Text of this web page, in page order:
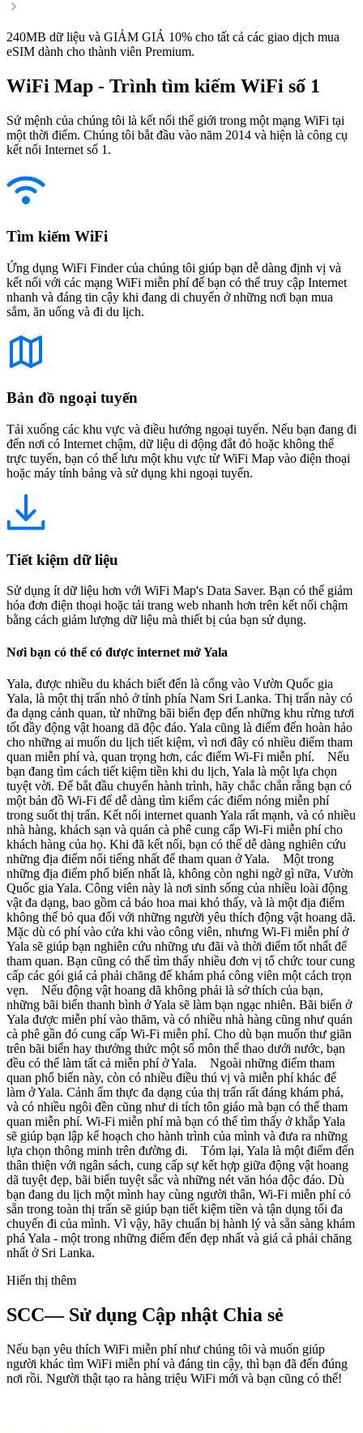
240MB dữ liệu và GIẢM GIÁ 10% cho tất cả các giao dịch mua
eSIM dành cho thành viên Premium.
WiFi Map - Trình tìm kiếm WiFi số 1
Sứ mệnh của chúng tôi là kết nối thế giới trong một mạng WiFi tại
một thời điểm. Chúng tôi bắt đầu vào năm 2014 và hiện là công cụ
kết nối Internet số 1.
Tìm kiếm WiFi
Ứng dụng WiFi Finder của chúng tôi giúp bạn dễ dàng định vị và
kết nối với các mạng WiFi miễn phí để bạn có thể truy cập Internet
nhanh và đáng tin cậy khi đang di chuyển ở những nơi bạn mua
sắm, ăn uống và đi du lịch.
Bản đồ ngoại tuyến
Tải xuống các khu vực và điều hướng ngoại tuyến. Nếu bạn đang đi
đến nơi có Internet chậm, dữ liệu di động đắt đỏ hoặc không thể
trực tuyến, bạn có thể lưu một khu vực từ WiFi Map vào điện thoại
hoặc máy tính bảng và sử dụng khi ngoại tuyến.
Tiết kiệm dữ liệu
Sử dụng ít dữ liệu hơn với WiFi Map's Data Saver. Bạn có thể giảm
hóa đơn điện thoại hoặc tải trang web nhanh hơn trên kết nối chậm
bằng cách giảm lượng dữ liệu mà thiết bị của bạn sử dụng.
Nơi bạn có thể có được internet mở Yala
Yala, được nhiều du khách biết đến là cổng vào Vườn Quốc gia
Yala, là một thị trấn nhỏ ở tỉnh phía Nam Sri Lanka. Thị trấn này có
đa dạng cảnh quan, từ những bãi biển đẹp đến những khu rừng tươi
tốt đầy động vật hoang dã độc đáo. Yala cũng là điểm đến hoàn hảo
cho những ai muốn du lịch tiết kiệm, vì nơi đây có nhiều điểm tham
quan miễn phí và, quan trọng hơn, các điểm Wi-Fi miễn phí. Nếu
bạn đang tìm cách tiết kiệm tiền khi du lịch, Yala là một lựa chọn
tuyệt vời. Để bắt đầu chuyến hành trình, hãy chắc chắn rằng bạn có
một bản đồ Wi-Fi để dễ dàng tìm kiếm các điểm nóng miễn phí
trong suốt thị trấn. Kết nối internet quanh Yala rất mạnh, và có nhiều
nhà hàng, khách sạn và quán cà phê cung cấp Wi-Fi miễn phí cho
khách hàng của họ. Khi đã kết nối, bạn có thể dễ dàng nghiên cứu
những địa điểm nổi tiếng nhất để tham quan ở Yala. Một trong
những địa điểm phổ biến nhất là, không còn nghi ngờ gì nữa, Vườn
Quốc gia Yala. Công viên này là nơi sinh sống của nhiều loài động
vật đa dạng, bao gồm cả báo hoa mai khó thấy, và là một địa điểm
không thể bỏ qua đối với những người yêu thích động vật hoang dã.
Mặc dù có phí vào cửa khi vào công viên, nhưng Wi-Fi miễn phí ở
Yala sẽ giúp bạn nghiên cứu những ưu đãi và thời điểm tốt nhất để
tham quan. Bạn cũng có thể tìm thấy nhiều đơn vị tổ chức tour cung
cấp các gói giá cả phải chăng để khám phá công viên một cách trọn
vẹn. Nếu động vật hoang dã không phải là sở thích của bạn,
những bãi biển thanh bình ở Yala sẽ làm bạn ngạc nhiên. Bãi biển ở
Yala được miễn phí vào thăm, và có nhiều nhà hàng cũng như quán
cà phê gần đó cung cấp Wi-Fi miễn phí. Cho dù bạn muốn thư giãn
trên bãi biển hay thưởng thức một số môn thể thao dưới nước, bạn
đều có thể làm tất cả miễn phí ở Yala. Ngoài những điểm tham
quan phổ biến này, còn có nhiều điều thú vị và miễn phí khác để
làm ở Yala. Cảnh ẩm thực đa dạng của thị trấn rất đáng khám phá,
và có nhiều ngôi đền cũng như di tích tôn giáo mà bạn có thể tham
quan miễn phí. Wi-Fi miễn phí mà bạn có thể tìm thấy ở khắp Yala
sẽ giúp bạn lập kế hoạch cho hành trình của mình và đưa ra những
lựa chọn thông minh trên đường đi. Tóm lại, Yala là một điểm đến
thân thiện với ngân sách, cung cấp sự kết hợp giữa động vật hoang
dã tuyệt đẹp, bãi biển tuyệt sắc và những nét văn hóa độc đáo. Dù
bạn đang du lịch một mình hay cùng người thân, Wi-Fi miễn phí có
sẵn trong toàn thị trấn sẽ giúp bạn tiết kiệm tiền và tận dụng tối đa
chuyến đi của mình. Vì vậy, hãy chuẩn bị hành lý và sẵn sàng khám
phá Yala - một trong những điểm đến đẹp nhất và giá cả phải chăng
nhất ở Sri Lanka.
Hiển thị thêm
SCC— Sử dụng Cập nhật Chia sẻ
Nếu bạn yêu thích WiFi miễn phí như chúng tôi và muốn giúp
người khác tìm WiFi miễn phí và đáng tin cậy, thì bạn đã đến đúng
nơi rồi. Người thật tạo ra hàng triệu WiFi mới và bạn cũng có thể!